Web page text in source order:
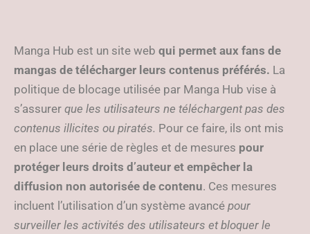
Manga Hub est un site web qui permet aux fans de
mangas de télécharger leurs contenus préférés. La
politique de blocage utilisée par Manga Hub vise à
s’assurer que les utilisateurs ne téléchargent pas des
contenus illicites ou piratés. Pour ce faire, ils ont mis
en place une série de règles et de mesures pour
protéger leurs droits d’auteur et empêcher la
diffusion non autorisée de contenu. Ces mesures
incluent l’utilisation d’un système avancé pour
surveiller les activités des utilisateurs et bloquer le